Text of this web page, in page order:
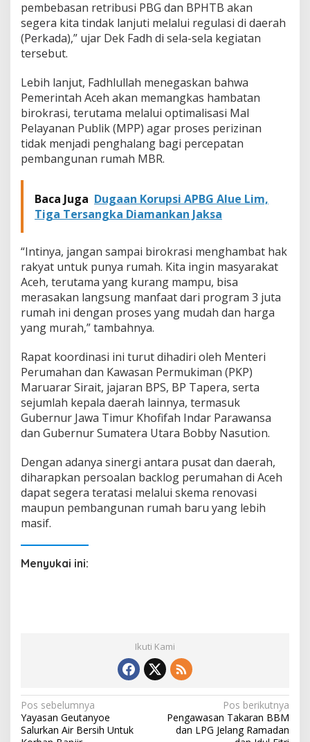
pembebasan retribusi PBG dan BPHTB akan
segera kita tindak lanjuti melalui regulasi di daerah
(Perkada),” ujar Dek Fadh di sela-sela kegiatan
tersebut.
Lebih lanjut, Fadhlullah menegaskan bahwa
Pemerintah Aceh akan memangkas hambatan
birokrasi, terutama melalui optimalisasi Mal
Pelayanan Publik (MPP) agar proses perizinan
tidak menjadi penghalang bagi percepatan
pembangunan rumah MBR.
Baca Juga Dugaan Korupsi APBG Alue Lim,
Tiga Tersangka Diamankan Jaksa
“Intinya, jangan sampai birokrasi menghambat hak
rakyat untuk punya rumah. Kita ingin masyarakat
Aceh, terutama yang kurang mampu, bisa
merasakan langsung manfaat dari program 3 juta
rumah ini dengan proses yang mudah dan harga
yang murah,” tambahnya.
Rapat koordinasi ini turut dihadiri oleh Menteri
Perumahan dan Kawasan Permukiman (PKP)
Maruarar Sirait, jajaran BPS, BP Tapera, serta
sejumlah kepala daerah lainnya, termasuk
Gubernur Jawa Timur Khofifah Indar Parawansa
dan Gubernur Sumatera Utara Bobby Nasution.
Dengan adanya sinergi antara pusat dan daerah,
diharapkan persoalan backlog perumahan di Aceh
dapat segera teratasi melalui skema renovasi
maupun pembangunan rumah baru yang lebih
masif.
Menyukai ini:
Ikuti Kami
N
a
Pos sebelumnya
Yayasan Geutanyoe
Salurkan Air Bersih Untuk
Pos berikutnya
Pengawasan Takaran BBM
dan LPG Jelang Ramadan